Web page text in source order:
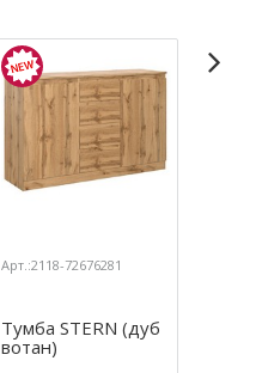
Арт.:2118-72676281
Тумба STERN (дуб
вотан)